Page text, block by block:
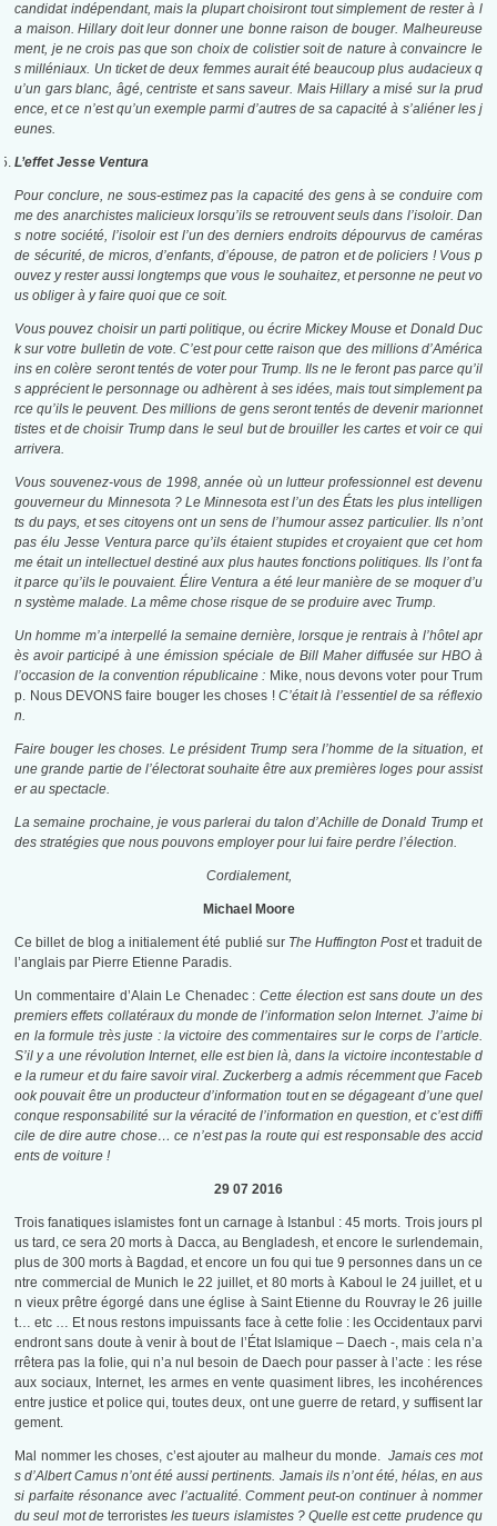
candidat indépendant, mais la plupart choisiront tout simplement de rester à l
a maison. Hillary doit leur donner une bonne raison de bouger. Malheureuse
ment, je ne crois pas que son choix de colistier soit de nature à convaincre le
s milléniaux. Un ticket de deux femmes aurait été beaucoup plus audacieux q
u’un gars blanc, âgé, centriste et sans saveur. Mais Hillary a misé sur la prud
ence, et ce n’est qu’un exemple parmi d’autres de sa capacité à s’aliéner les j
eunes.
L’effet Jesse Ventura
Pour conclure, ne sous-estimez pas la capacité des gens à se conduire com
me des anarchistes malicieux lorsqu’ils se retrouvent seuls dans l’isoloir. Dan
s notre société, l’isoloir est l’un des derniers endroits dépourvus de caméras
de sécurité, de micros, d’enfants, d’épouse, de patron et de policiers ! Vous p
ouvez y rester aussi longtemps que vous le souhaitez, et personne ne peut vo
us obliger à y faire quoi que ce soit.
Vous pouvez choisir un parti politique, ou écrire Mickey Mouse et Donald Duc
k sur votre bulletin de vote. C’est pour cette raison que des millions d’América
ins en colère seront tentés de voter pour Trump. Ils ne le feront pas parce qu’il
s apprécient le personnage ou adhèrent à ses idées, mais tout simplement pa
rce qu’ils le peuvent. Des millions de gens seront tentés de devenir marionnet
tistes et de choisir Trump dans le seul but de brouiller les cartes et voir ce qui
arrivera.
Vous souvenez-vous de 1998, année où un lutteur professionnel est devenu
gouverneur du Minnesota ? Le Minnesota est l’un des États les plus intelligen
ts du pays, et ses citoyens ont un sens de l’humour assez particulier. Ils n’ont
pas élu Jesse Ventura parce qu’ils étaient stupides et croyaient que cet hom
me était un intellectuel destiné aux plus hautes fonctions politiques. Ils l’ont fa
it parce qu’ils le pouvaient. Élire Ventura a été leur manière de se moquer d’u
n système malade. La même chose risque de se produire avec Trump.
Un homme m’a interpellé la semaine dernière, lorsque je rentrais à l’hôtel apr
ès avoir participé à une émission spéciale de Bill Maher diffusée sur HBO à
l’occasion de la convention républicaine : Mike, nous devons voter pour Trum
p. Nous DEVONS faire bouger les choses !C’était là l’essentiel de sa réflexio
n.
Faire bouger les choses. Le président Trump sera l’homme de la situation, et
une grande partie de l’électorat souhaite être aux premières loges pour assist
er au spectacle.
La semaine prochaine, je vous parlerai du talon d’Achille de Donald Trump et
des stratégies que nous pouvons employer pour lui faire perdre l’élection.
Cordialement,
Michael Moore
Ce billet de blog a initialement été publié sur The Huffington Postet traduit de
l’anglais par Pierre Etienne Paradis.
Un commentaire d’Alain Le Chenadec : Cette élection est sans doute un des
premiers effets collatéraux du monde de l’information selon Internet. J’aime bi
en la formule très juste : la victoire des commentaires sur le corps de l’article.
S’il y a une révolution Internet, elle est bien là, dans la victoire incontestable d
e la rumeur et du faire savoir viral. Zuckerberg a admis récemment que Faceb
ook pouvait être un producteur d’information tout en se dégageant d’une quel
conque responsabilité sur la véracité de l’information en question, et c’est diffi
cile de dire autre chose… ce n’est pas la route qui est responsable des accid
ents de voiture !
29 07 2016
Trois fanatiques islamistes font un carnage à Istanbul : 45 morts. Trois jours pl
us tard, ce sera 20 morts à Dacca, au Bengladesh, et encore le surlendemain,
plus de 300 morts à Bagdad, et encore un fou qui tue 9 personnes dans un ce
ntre commercial de Munich le 22 juillet, et 80 morts à Kaboul le 24 juillet, et u
n vieux prêtre égorgé dans une église à Saint Etienne du Rouvray le 26 juille
t… etc … Et nous restons impuissants face à cette folie : les Occidentaux parvi
endront sans doute à venir à bout de l’État Islamique – Daech -, mais cela n’a
rrêtera pas la folie, qui n’a nul besoin de Daech pour passer à l’acte : les rése
aux sociaux, Internet, les armes en vente quasiment libres, les incohérences
entre justice et police qui, toutes deux, ont une guerre de retard, y suffisent lar
gement.
Mal nommer les choses, c’est ajouter au malheur du monde. Jamais ces mot
s d’Albert Camus n’ont été aussi pertinents. Jamais ils n’ont été, hélas, en aus
si parfaite résonance avec l’actualité. Comment peut-on continuer à nommer
du seul mot deterroristes les tueurs islamistes ? Quelle est cette prudence qu